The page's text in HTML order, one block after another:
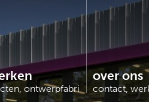
ontwerpfabriek…
over ons
contact,